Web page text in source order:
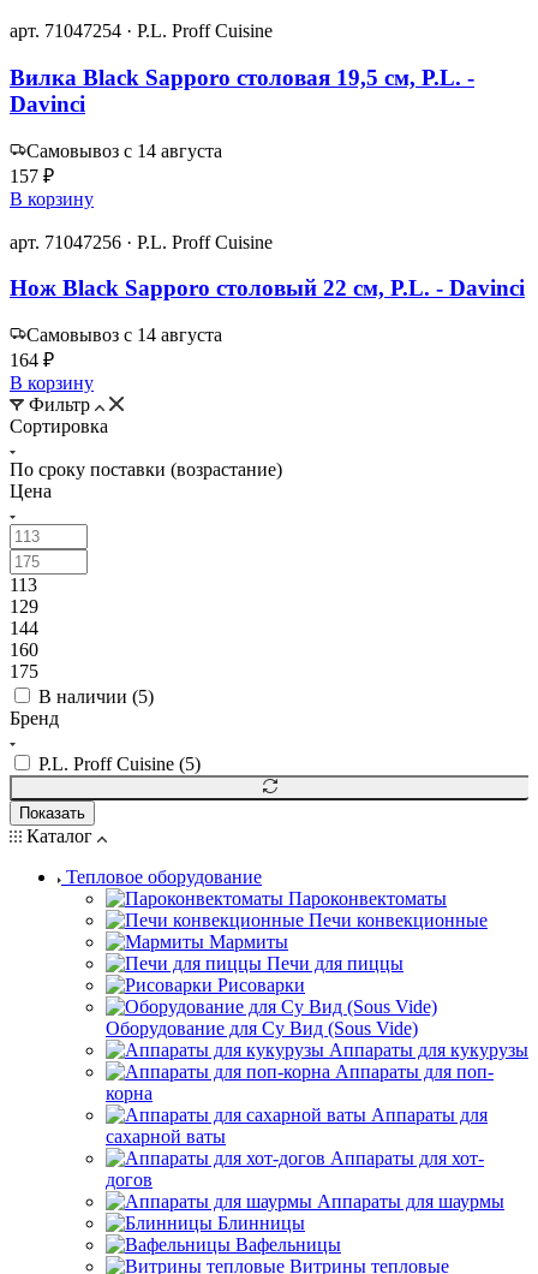
арт. 71047254 · P.L. Proff Cuisine
Вилка Black Sapporo столовая 19,5 см, P.L. -
Davinci
Самовывоз с 14 августа
157 ₽
В корзину
арт. 71047256 · P.L. Proff Cuisine
Нож Black Sapporo столовый 22 см, P.L. - Davinci
Самовывоз с 14 августа
164 ₽
В корзину
Фильтр
Сортировка
По сроку поставки (возрастание)
Цена
113
129
144
160
175
В наличии (5)
Бренд
P.L. Proff Cuisine (5)
Показать
Каталог
Тепловое оборудование
Пароконвектоматы
Печи конвекционные
Мармиты
Печи для пиццы
Рисоварки
Оборудование для Су Вид (Sous Vide)
Аппараты для кукурузы
Аппараты для поп-
корна
Аппараты для
сахарной ваты
Аппараты для хот-
догов
Аппараты для шаурмы
Блинницы
Вафельницы
Витрины тепловые